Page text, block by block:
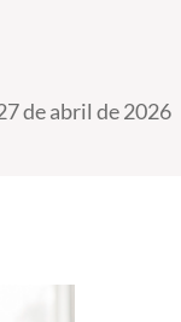
de abril de 2026